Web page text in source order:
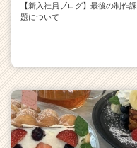
【新入社員ブログ】最後の制作課
題について